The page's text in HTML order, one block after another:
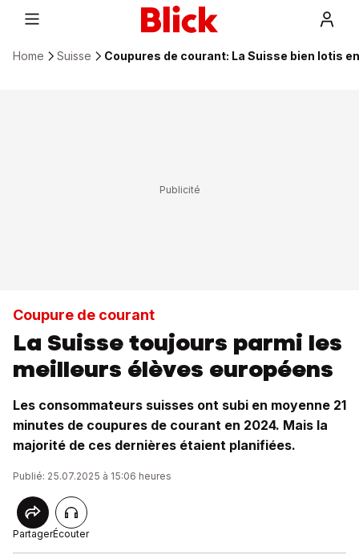
Home Suisse Coupures de courant: La Suisse bien lotis
Coupure de courant
La Suisse toujours parmi les
meilleurs élèves européens
Les consommateurs suisses ont subi en moyenne 21
minutes de coupures de courant en 2024. Mais la
majorité de ces dernières étaient planifiées.
Publié: 25.07.2025 à 15:06 heures
PartagerÉcouter